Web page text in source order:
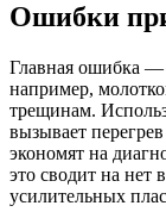
Ошибки
Главная ошибка —
например,
трещинам.
вызывает
экономят на
это сводит на нет
усилительных